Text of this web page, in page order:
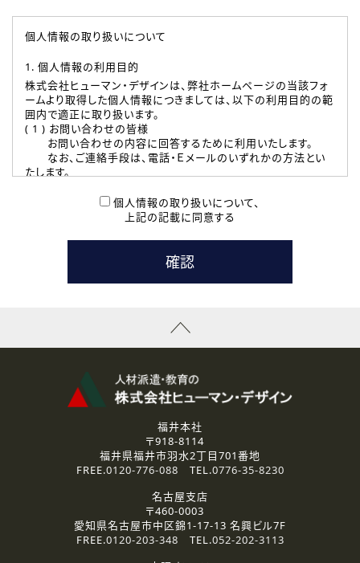
個人情報の取り扱いについて
1. 個人情報の利用目的
株式会社ヒューマン・デザインは、弊社ホームページの当該フォ
ームより取得した個人情報につきましては、以下の利用目的の範
囲内で適正に取り扱います。
( 1 ) お問い合わせの皆様
お問い合わせの内容に回答するために利用いたします。
なお、ご連絡手段は、電話・Ｅメールのいずれかの方法とい
たします。
本登録に関するご連絡および本登録時の参考情報として利
たします。
( 3 ) スタッフ派遣を検討されている企業の皆様
お問い合わせの内容に回答するために利用いたします。
なお、ご連絡手段は、電話・Ｅメールのいずれかの方法とい
資料送付、受講相談に関するご連絡のために利用いたしま
その他、お問い合わせの内容に回答するために利用いたし
なお、ご連絡手段は、電話・Ｅメールのいずれかの方法とい
2.個人情報の第三者提供
ご提供いただいた個人情報は、法令等の規定に従う場合を除き、
3.個人情報の取り扱いの委託
弊社の定める個人情報保護の評価基準を満たした委託先に、個
人情報を委託する場合があります。
個人情報の取り扱いについて、
上記の記載に同意する
福井本社
〒918-8114
福井県福井市羽水2丁目701番地
FREE.0120-776-088 TEL.0776-35-8230
名古屋支店
〒460-0003
愛知県名古屋市中区錦1-17-13 名興ビル7F
FREE.0120-203-348 TEL.052-202-3113